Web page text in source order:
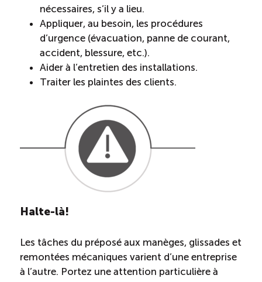
nécessaires, s’il y a lieu.
Appliquer, au besoin, les procédures
d’urgence (évacuation, panne de courant,
accident, blessure, etc.).
Aider à l’entretien des installations.
Traiter les plaintes des clients.
Halte-là!
Les tâches du préposé aux manèges, glissades et
remontées mécaniques varient d’une entreprise
à l’autre. Portez une attention particulière à